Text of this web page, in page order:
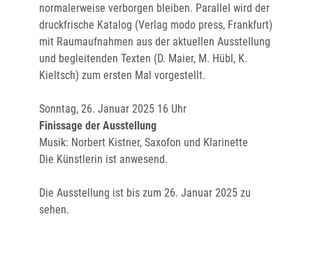
normalerweise verborgen bleiben. Parallel wird der
druckfrische Katalog (Verlag modo press, Frankfurt)
mit Raumaufnahmen aus der aktuellen Ausstellung
und begleitenden Texten (D. Maier, M. Hübl, K.
Kieltsch) zum ersten Mal vorgestellt.
Sonntag, 26. Januar 2025 16 Uhr
Finissage der Ausstellung
Musik: Norbert Kistner, Saxofon und Klarinette
Die Künstlerin ist anwesend.
Die Ausstellung ist bis zum 26. Januar 2025 zu
sehen.